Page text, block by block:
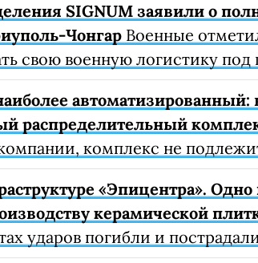
SIGNUM заявили о
Чонгар Военные
свою военную логистику под
автоматизированный:
распределительный
комплекс не
«Эпицентра».
керамической
ударов погибли и